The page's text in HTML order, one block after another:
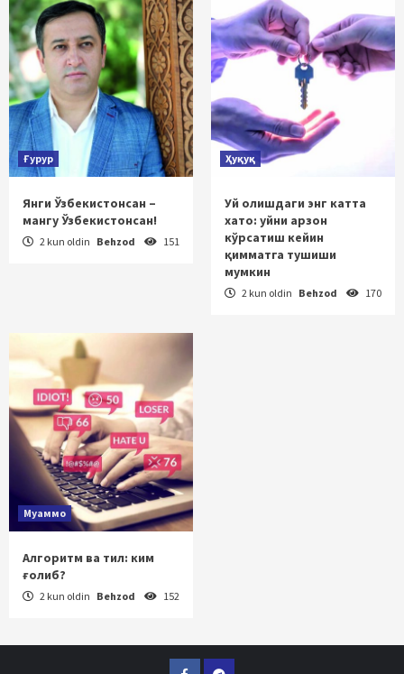
Ғурур
Янги Ўзбекистонсан –
мангу Ўзбекистонсан!
2 kun oldin Behzod 151
Ҳуқуқ
Уй олишдаги энг катта
хато: уйни арзон
кўрсатиш кейин
қимматга тушиши
мумкин
2 kun oldin Behzod 170
Муаммо
Алгоритм ва тил: ким
ғолиб?
2 kun oldin Behzod 152